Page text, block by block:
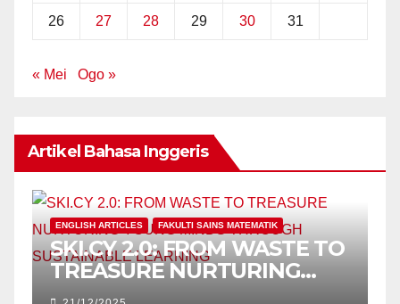
26 27 28 29 30 31
« Mei Ogo »
Artikel Bahasa Inggeris
ENGLISH ARTICLES FAKULTI SAINS MATEMATIK
SKI.CY 2.0: FROM WASTE TO
TREASURE NURTURING
YOUNG MINDS THROUGH